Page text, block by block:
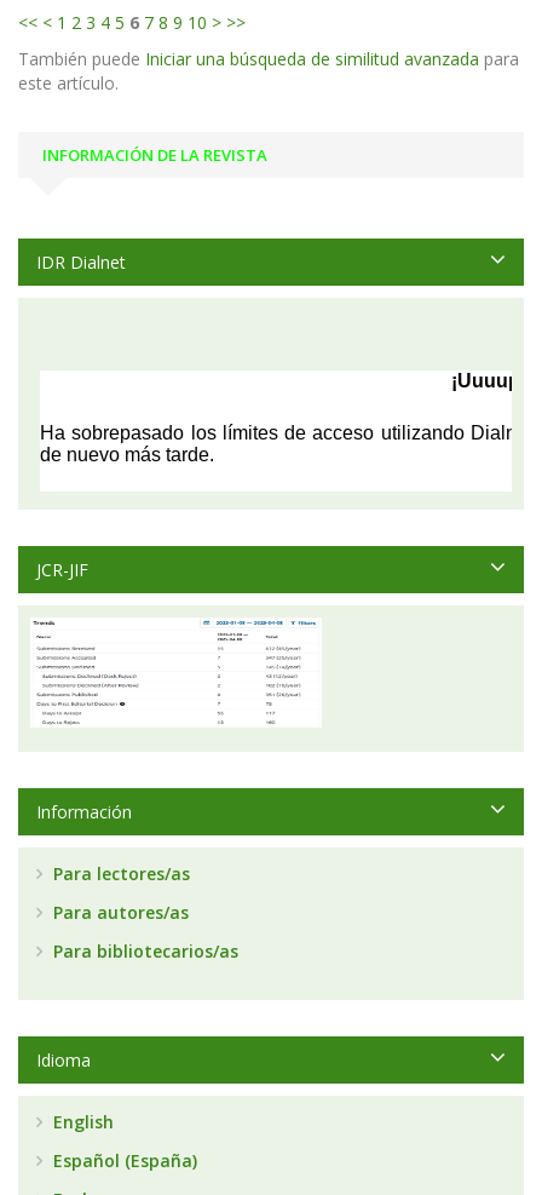
<< < 1 2 3 4 5 6 7 8 9 10 > >>
También puede Iniciar una búsqueda de similitud avanzada para
este artículo.
INFORMACIÓN DE LA REVISTA
IDR Dialnet
JCR-JIF
Información
Para lectores/as
Para autores/as
Para bibliotecarios/as
Idioma
English
Español (España)